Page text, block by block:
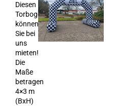
Diesen
Torbogen
können
Sie bei
uns
mieten!
Die
Maße
betragen
4×3 m
(BxH)